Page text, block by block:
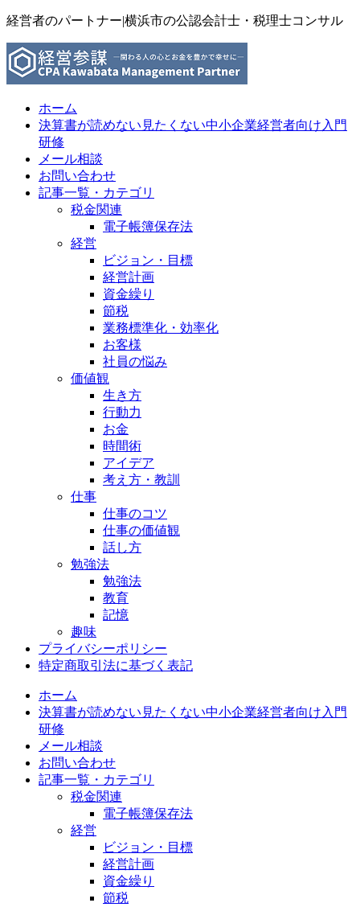
経営者のパートナー|横浜市の公認会計士・税理士コンサル
ホーム
決算書が読めない見たくない中小企業経営者向け入門
研修
メール相談
お問い合わせ
記事一覧・カテゴリ
税金関連
電子帳簿保存法
経営
ビジョン・目標
経営計画
資金繰り
節税
業務標準化・効率化
お客様
社員の悩み
価値観
生き方
行動力
お金
時間術
アイデア
考え方・教訓
仕事
仕事のコツ
仕事の価値観
話し方
勉強法
勉強法
教育
記憶
趣味
プライバシーポリシー
特定商取引法に基づく表記
ホーム
決算書が読めない見たくない中小企業経営者向け入門
研修
メール相談
お問い合わせ
記事一覧・カテゴリ
税金関連
電子帳簿保存法
経営
ビジョン・目標
経営計画
資金繰り
節税